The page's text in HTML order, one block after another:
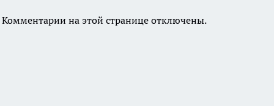
Комментарии на этой странице отключены.